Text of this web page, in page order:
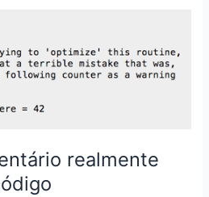
realmente